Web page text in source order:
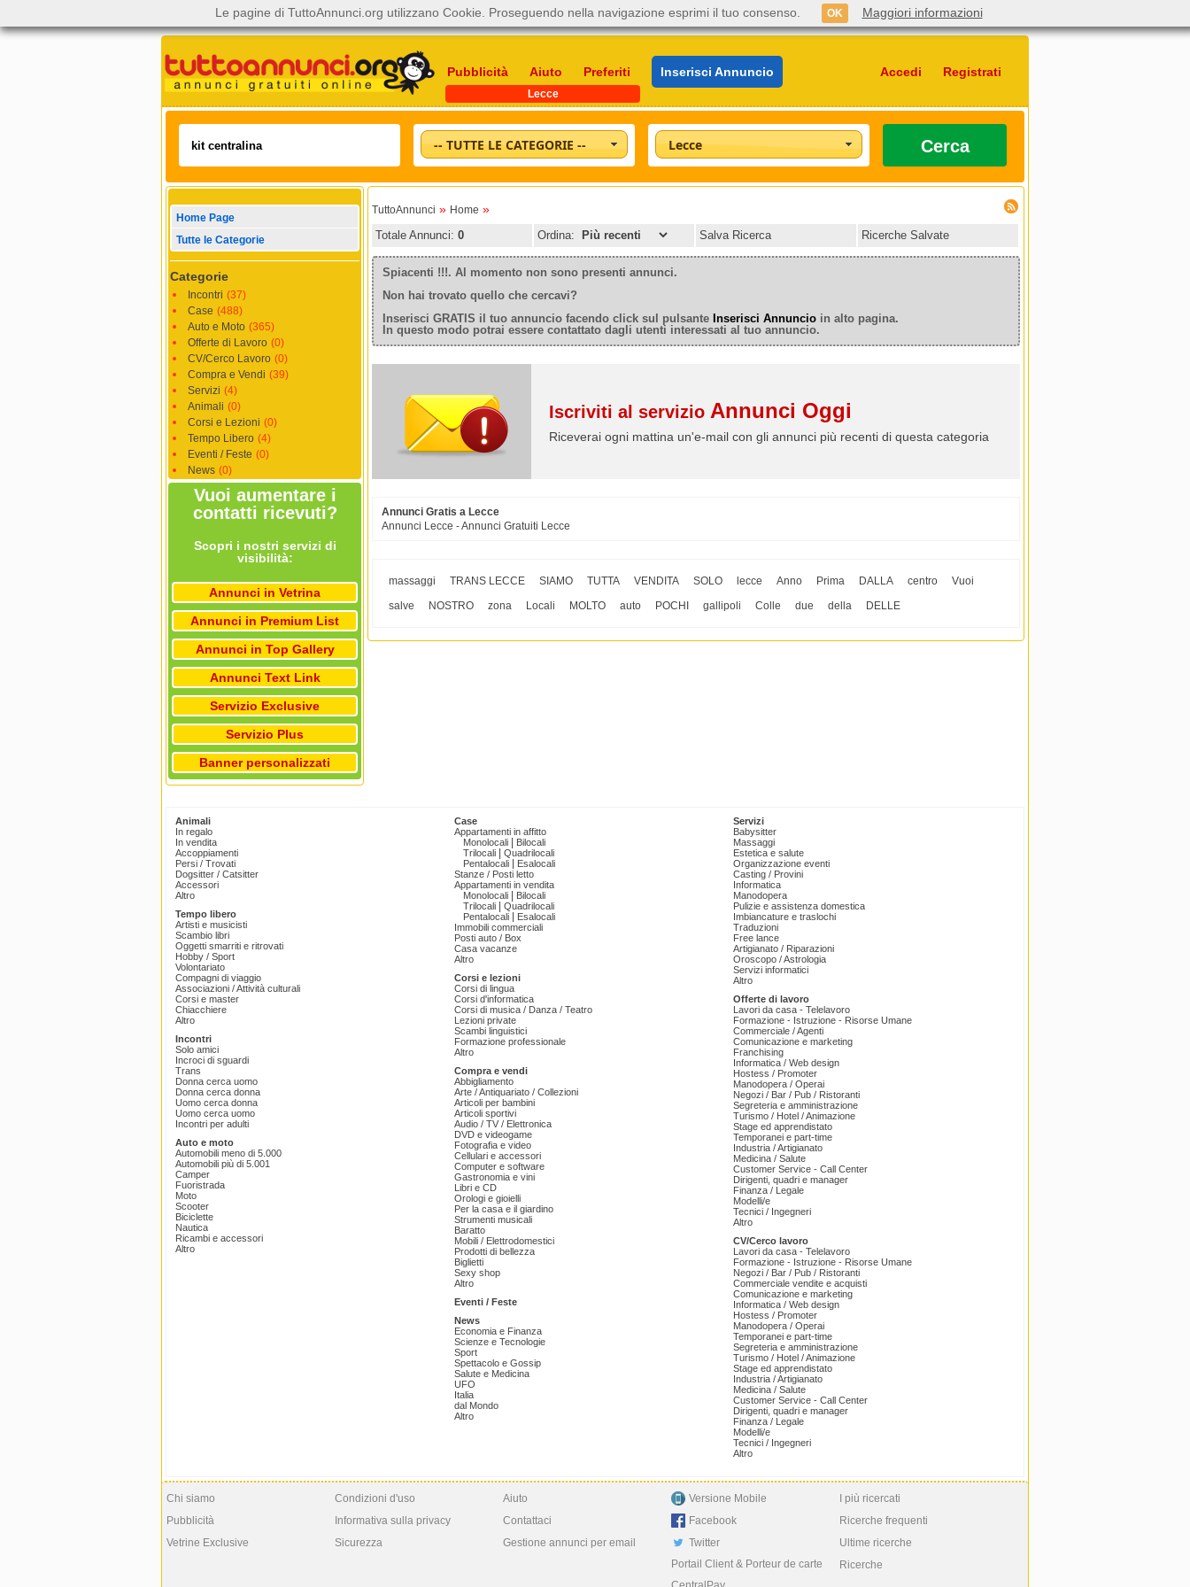
Pubblicità Aiuto Preferiti Inserisci Annuncio Accedi Registrati
Lecce
-- TUTTE LE CATEGORIE -- Lecce Cerca
Home Page
Tutte le Categorie
Categorie
Incontri (37)
Case (488)
Auto e Moto (365)
Offerte di Lavoro (0)
CV/Cerco Lavoro (0)
Compra e Vendi (39)
Servizi (4)
Animali (0)
Corsi e Lezioni (0)
Tempo Libero (4)
Eventi / Feste (0)
News (0)
Vuoi aumentare i
contatti ricevuti?
Scopri i nostri servizi di
visibilità:
Annunci in Vetrina
Annunci in Premium List
Annunci in Top Gallery
Annunci Text Link
Servizio Exclusive
Servizio Plus
Banner personalizzati
TuttoAnnunci » Home »
Totale Annunci: 0 Ordina: Salva Ricerca Ricerche Salvate
Spiacenti !!!. Al momento non sono presenti annunci.
Non hai trovato quello che cercavi?
Inserisci GRATIS il tuo annuncio facendo click sul pulsante Inserisci Annuncio in alto pagina.
In questo modo potrai essere contattato dagli utenti interessati al tuo annuncio.
Iscriviti al servizio Annunci Oggi
Riceverai ogni mattina un'e-mail con gli annunci più recenti di questa categoria
Annunci Gratis a Lecce
Annunci Lecce - Annunci Gratuiti Lecce
massaggi TRANS LECCE SIAMO TUTTA VENDITA SOLO lecce Anno Prima DALLA centro
Vuoi
salve
NOSTRO zona Locali MOLTO auto POCHI gallipoli Colle due della DELLE
Animali
In regalo
In vendita
Accoppiamenti
Persi / Trovati
Dogsitter / Catsitter
Accessori
Altro
Tempo libero
Artisti e musicisti
Scambio libri
Oggetti smarriti e ritrovati
Hobby / Sport
Volontariato
Compagni di viaggio
Associazioni / Attività culturali
Corsi e master
Chiacchiere
Altro
Incontri
Solo amici
Incroci di sguardi
Trans
Donna cerca uomo
Donna cerca donna
Uomo cerca donna
Uomo cerca uomo
Incontri per adulti
Auto e moto
Automobili meno di 5.000
Automobili più di 5.001
Camper
Fuoristrada
Moto
Scooter
Biciclette
Nautica
Ricambi e accessori
Altro
Case
Appartamenti in affitto
Monolocali
Bilocali
Trilocali
Quadrilocali
Pentalocali
Esalocali
Stanze / Posti letto
Appartamenti in vendita
Monolocali
Bilocali
Trilocali
Quadrilocali
Pentalocali
Esalocali
Immobili commerciali
Posti auto / Box
Casa vacanze
Altro
Corsi e lezioni
Corsi di lingua
Corsi d'informatica
Corsi di musica / Danza / Teatro
Lezioni private
Scambi linguistici
Formazione professionale
Altro
Compra e vendi
Abbigliamento
Arte / Antiquariato / Collezioni
Articoli per bambini
Articoli sportivi
Audio / TV / Elettronica
DVD e videogame
Fotografia e video
Cellulari e accessori
Computer e software
Gastronomia e vini
Libri e CD
Orologi e gioielli
Per la casa e il giardino
Strumenti musicali
Baratto
Mobili / Elettrodomestici
Prodotti di bellezza
Biglietti
Sexy shop
Altro
Eventi / Feste
News
Economia e Finanza
Scienze e Tecnologie
Sport
Spettacolo e Gossip
Salute e Medicina
UFO
Italia
dal Mondo
Altro
Servizi
Babysitter
Massaggi
Estetica e salute
Organizzazione eventi
Casting / Provini
Informatica
Manodopera
Pulizie e assistenza domestica
Imbiancature e traslochi
Traduzioni
Free lance
Artigianato / Riparazioni
Oroscopo / Astrologia
Servizi informatici
Altro
Offerte di lavoro
Lavori da casa - Telelavoro
Formazione - Istruzione - Risorse Umane
Commerciale / Agenti
Comunicazione e marketing
Franchising
Informatica / Web design
Hostess / Promoter
Manodopera / Operai
Negozi / Bar / Pub / Ristoranti
Segreteria e amministrazione
Turismo / Hotel / Animazione
Stage ed apprendistato
Temporanei e part-time
Industria / Artigianato
Medicina / Salute
Customer Service - Call Center
Dirigenti, quadri e manager
Finanza / Legale
Modelli/e
Tecnici / Ingegneri
Altro
CV/Cerco lavoro
Lavori da casa - Telelavoro
Formazione - Istruzione - Risorse Umane
Negozi / Bar / Pub / Ristoranti
Commerciale vendite e acquisti
Comunicazione e marketing
Informatica / Web design
Hostess / Promoter
Manodopera / Operai
Temporanei e part-time
Segreteria e amministrazione
Turismo / Hotel / Animazione
Stage ed apprendistato
Industria / Artigianato
Medicina / Salute
Customer Service - Call Center
Dirigenti, quadri e manager
Finanza / Legale
Modelli/e
Tecnici / Ingegneri
Altro
Chi siamo
Pubblicità
Vetrine Exclusive
Condizioni d'uso
Informativa sulla privacy
Sicurezza
Aiuto
Contattaci
Gestione annunci per email
Versione Mobile
Facebook
Twitter
Portail Client & Porteur de carte
I più ricercati
Ricerche frequenti
Ultime ricerche
Ricerche
Le pagine di TuttoAnnunci.org utilizzano Cookie. Proseguendo nella navigazione esprimi il tuo consenso. OK Maggiori informazioni